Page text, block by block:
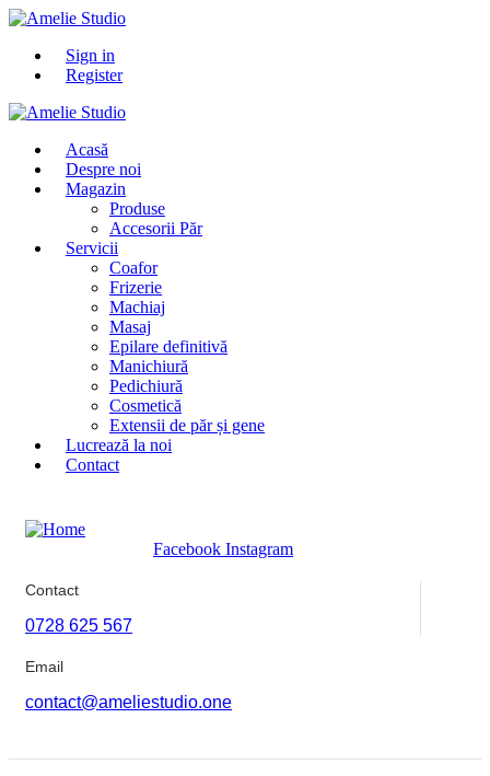
Sign in
Register
Acasă
Despre noi
Magazin
Produse
Accesorii Păr
Servicii
Coafor
Frizerie
Machiaj
Masaj
Epilare definitivă
Manichiură
Pedichiură
Cosmetică
Extensii de păr și gene
Lucrează la noi
Contact
Facebook Instagram
Contact
0728 625 567
Email
contact@ameliestudio.one